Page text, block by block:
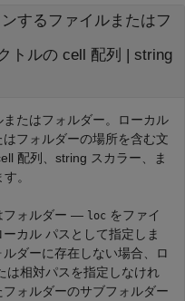
するファイルまたはフ
トルの cell 配列 | string
たはフォルダー。ローカル
フォルダーの場所を含む文
配列、string スカラー、ま
。
フォルダー — loc をファイ
カル パスとして指定しま
ダーに存在しない場合、ロ
は相対パスを指定しなけれ
ォルダーのサブフォルダー